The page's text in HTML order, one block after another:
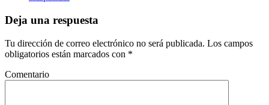
Deja una respuesta
Tu dirección de correo electrónico no será publicada. Los campos
obligatorios están marcados con *
Comentario